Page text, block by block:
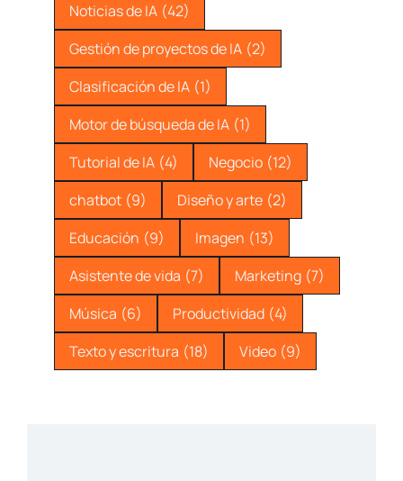
Noticias de IA (42)
Gestión de proyectos de IA (2)
Clasificación de IA (1)
Motor de búsqueda de IA (1)
Tutorial de IA (4) Negocio (12)
chatbot (9) Diseño y arte (2)
Educación (9) Imagen (13)
Asistente de vida (7) Marketing (7)
Música (6) Productividad (4)
Texto y escritura (18) Video (9)